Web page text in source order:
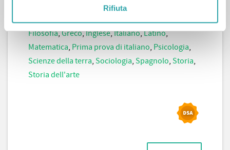
Rifiuta
,Materie umanistiche
Maturità,Scienze,Scienze sociali,Biologia,Diritto,
Filosofia,Greco,Inglese,Italiano,Latino,
Matematica, Prima prova di italiano, Psicologia,
Scienze della terra, Sociologia, Spagnolo, Storia,
Storia dell'arte